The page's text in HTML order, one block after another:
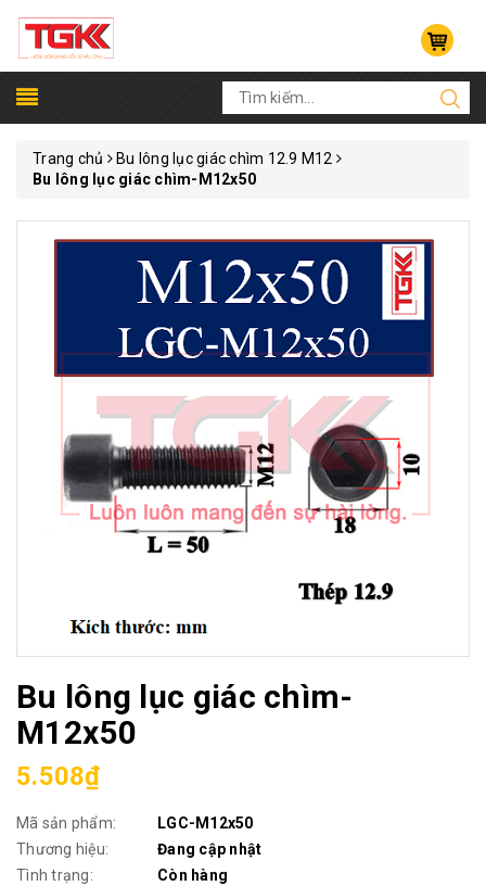
Trang chủ
Bu lông lục giác chìm 12.9 M12
Bu lông lục giác chìm-M12x50
Bu lông lục giác chìm-
M12x50
5.508₫
Mã sản phẩm:
LGC-M12x50
Thương hiệu:
Đang cập nhật
Tình trạng:
Còn hàng